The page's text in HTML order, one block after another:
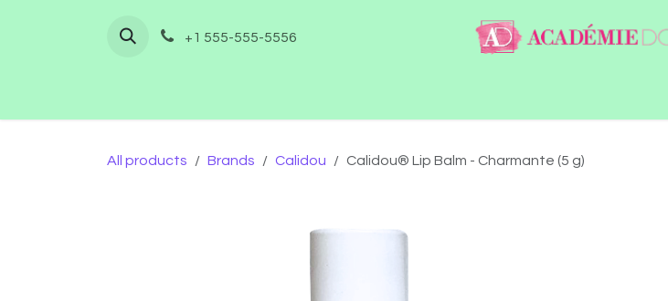
+1 555-555-5556
All products Brands Calidou Calidou® Lip Balm - Charmante (5 g)